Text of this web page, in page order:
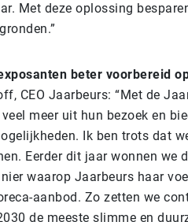
Met deze oplossing
beter voorbereid
CEO Jaarbeurs: “Met de
meer uit hun bezoek en
Ik ben trots dat
Eerder dit jaar wonnen we
waarop Jaarbeurs haar
aanbod. Zo zetten we
de meeste slimme en